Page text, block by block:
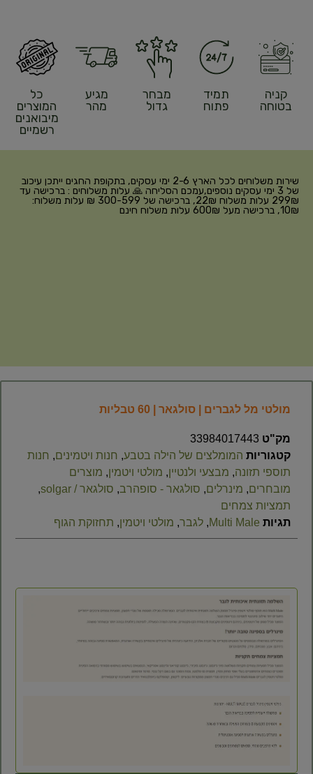
קניה
בטוחה
תמיד
פתוח
מבחר
גדול
מגיע
מהר
כל
המוצרים
מיבואנים
רשמיים
שירות משלוחים לכל הארץ 2-6 ימי עסקים, בתקופת החגים ייתכן עיכוב
של 3 ימי עסקים נוספים,עמכם הסליחה 🙏 עלות משלוחים : ברכישה עד
299₪ עלות משלוח 22₪, ברכישה של 300-599 ₪ עלות משלוח:
10₪, ברכישה מעל 600₪ עלות משלוח חינם
מולטי מל לגברים | סולגאר | 60 טבליות
מק"ט 33984017443
קטגוריות המומלצים של הילה בטבע, חנות ויטמינים, חנות
תוספי תזונה, מבצעי ולנטיין, מולטי ויטמין, מוצרים
מובחרים, מינרלים, סולגאר - סופהרב, סולגאר / solgar
,
תמציות צמחים
תגיות Multi Male
, לגבר, מולטי ויטמין, תחזוקת הגוף